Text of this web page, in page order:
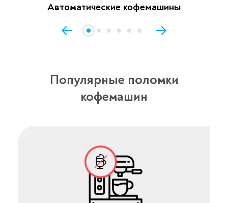
Автоматические кофемашины
Популярные поломки
кофемашин